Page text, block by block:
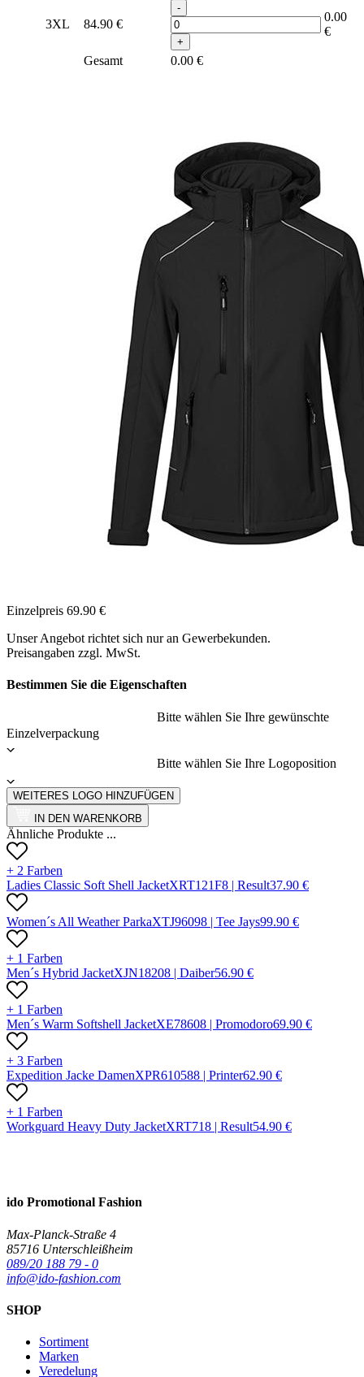
3XL 84.90 €
-
+
0.00
€
Gesamt 0.00 €
Einzelpreis 69.90 €
Unser Angebot richtet sich nur an Gewerbekunden.
Preisangaben zzgl. MwSt.
Bestimmen Sie die Eigenschaften
Bitte wählen Sie Ihre gewünschte
Einzelverpackung
Bitte wählen Sie Ihre Logoposition
WEITERES LOGO HINZUFÜGEN
IN DEN WARENKORB
Ähnliche Produkte ...
+ 2 Farben
Ladies Classic Soft Shell JacketXRT121F8 | Result37.90 €
Women´s All Weather ParkaXTJ96098 | Tee Jays99.90 €
+ 1 Farben
Men´s Hybrid JacketXJN18208 | Daiber56.90 €
+ 1 Farben
Men´s Warm Softshell JacketXE78608 | Promodoro69.90 €
+ 3 Farben
Expedition Jacke DamenXPR610588 | Printer62.90 €
+ 1 Farben
Workguard Heavy Duty JacketXRT718 | Result54.90 €
ido Promotional Fashion
Max-Planck-Straße 4
85716 Unterschleißheim
089/20 188 79 - 0
info@ido-fashion.com
SHOP
Sortiment
Marken
Veredelung